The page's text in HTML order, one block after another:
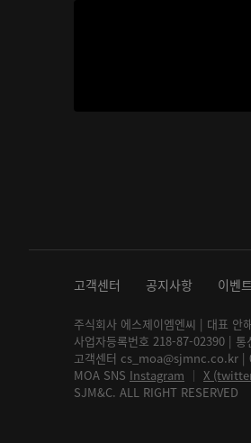
고객센터 공지사항 이벤트
주식회사 에스제이엠엔씨 | 대표
사업자등록번호 218-87-02390 |
고객센터 cs_moa@sjmnc.co.kr |
MOA SNS Instagram │ X
SJM&C. ALL RIGHT RESERVED